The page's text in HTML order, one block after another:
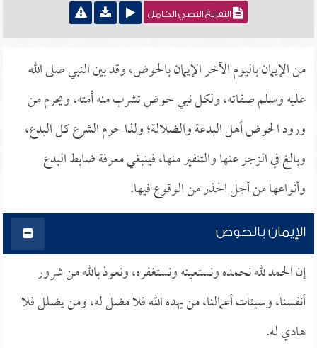
التفريغ النصي الكامل
من الإيمان باليوم الآخر الإيمان بالحوض، وقد بين النبي صلى الله
عليه وسلم صفاته، ولكل نبي حوض تشرب منه أمته، ويحرم من
ورود الحوض أهل البدعة والضلالة؛ ولذا حرم الشرع كل البدع،
وبالغ في الزجر عنها والتنفير منها، فينبغي معرفة ضابط البدع
وأنواعها من أجل الحذر من الوقوع فيها.
الإيمان بالحوض
إن الحمد لله نحمده ونستعينه ونستغفره، ونعوذ بالله من شرور
أنفسنا، وسيئات أعمالنا، من يهده الله فلا مضل له، ومن يضلل فلا
هادي له.